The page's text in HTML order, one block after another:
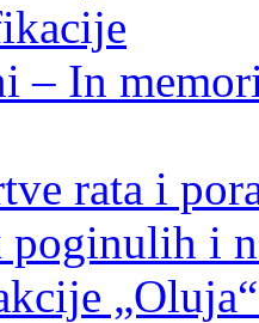
– In
rata i
poginulih i